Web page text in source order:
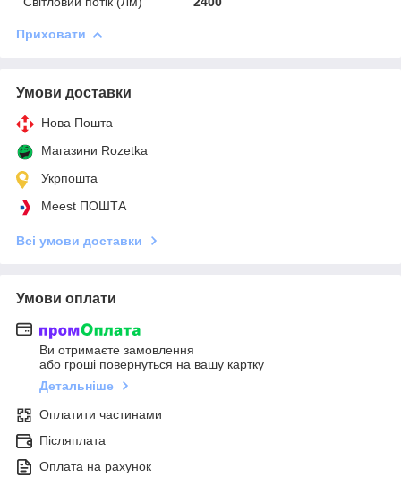
Приховати
Умови доставки
Нова Пошта
Магазини Rozetka
Укрпошта
Meest ПОШТА
Всі умови доставки
Умови оплати
Ви отримаєте замовлення
або гроші повернуться на вашу картку
Детальніше
Оплатити частинами
Післяплата
Оплата на рахунок